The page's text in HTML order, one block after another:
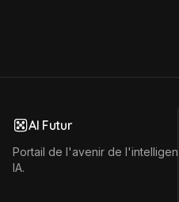
AI Futur
Portail de l'avenir de
IA.